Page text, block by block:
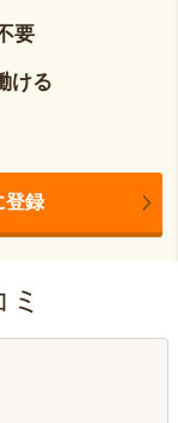
要
ける
登録